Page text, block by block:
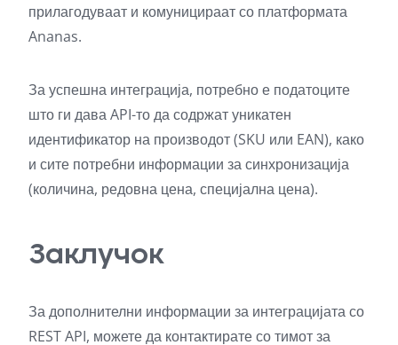
прилагодуваат и комуницираат со платформата
Ananas.
За успешна интеграција, потребно е податоците
што ги дава API-то да содржат уникатен
идентификатор на производот (SKU или EAN), како
и сите потребни информации за синхронизација
(количина, редовна цена, специјална цена).
Заклучок
За дополнителни информации за интеграцијата со
REST API, можете да контактирате со тимот за